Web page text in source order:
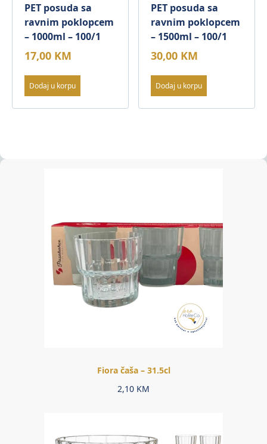
PET posuda sa
ravnim poklopcem
– 1000ml – 100/1
17,00 KM
Dodaj u korpu
PET posuda sa
ravnim poklopcem
– 1500ml – 100/1
30,00 KM
Dodaj u korpu
Fiora čaša – 31.5cl
2,10 KM